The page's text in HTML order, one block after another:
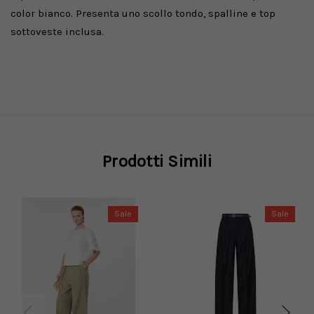
color bianco. Presenta uno scollo tondo, spalline e top
sottoveste inclusa.
Prodotti Simili
Sale Sale